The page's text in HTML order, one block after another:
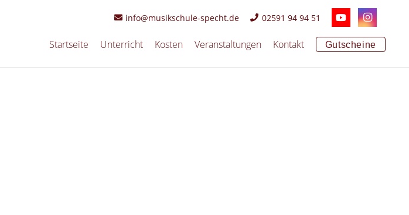
info@musikschule-specht.de 02591 94 94 51
Startseite Unterricht Kosten Veranstaltungen Kontakt Gutscheine